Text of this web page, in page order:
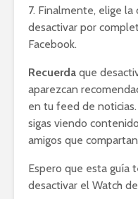
7. Finalmente, elige la
desactivar por
Facebook.
Recuerda que
aparezcan
en tu feed de
sigas viendo
amigos que
Espero que esta guía
desactivar el Watch